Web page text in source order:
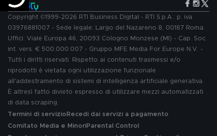
Copyright ©1999-2026 RTI Business Digital - RTI S.p.A.: p. iva
03976881007 - Sede legale: Largo del Nazareno 8, 00187 Roma.
Uffici: Viale Europa 46, 20093 Cologno Monzese (MI) - Cap. Soc.
int. vers. € 500.000.007 - Gruppo MFE Media For Europe N.V. -
Tutti i diritti riservati. Rispetto ai contenuti trasmessi e/o
riprodotti è vietata ogni utilizzazione funzionale
all'addestramento di sistemi di intelligenza artificiale generativa.
È altresì fatto divieto espresso di utilizzare mezzi automatizzati
di data scraping.
Termini di servizio Recedi dai servizi a pagamento
Comitato Media e MinoriParental Control